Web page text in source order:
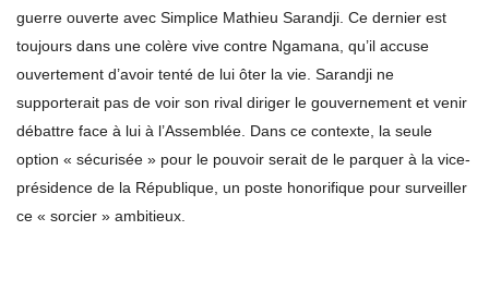
guerre ouverte avec Simplice Mathieu Sarandji. Ce dernier est
toujours dans une colère vive contre Ngamana, qu’il accuse
ouvertement d’avoir tenté de lui ôter la vie. Sarandji ne
supporterait pas de voir son rival diriger le gouvernement et venir
débattre face à lui à l’Assemblée. Dans ce contexte, la seule
option « sécurisée » pour le pouvoir serait de le parquer à la vice-
présidence de la République, un poste honorifique pour surveiller
ce « sorcier » ambitieux.